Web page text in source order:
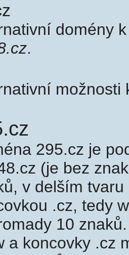
domény
.
možnosti
295.cz je
(je bez
v delším
.cz, tedy
10
a koncovky .cz